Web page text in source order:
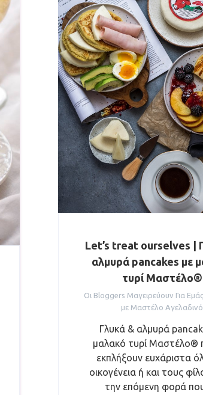
Let’s treat ourselves |
αλμυρά pancakes με
τυρί Μαστέλο®
Οι Bloggers Μαγειρεύουν Για Εμάς
με Μαστέλο Αγελαδινό
Γλυκά & αλμυρά
μαλακό τυρί Μαστέλο®
εκπλήξουν ευχάριστα
οικογένεια ή και τους
την επόμενη φορά